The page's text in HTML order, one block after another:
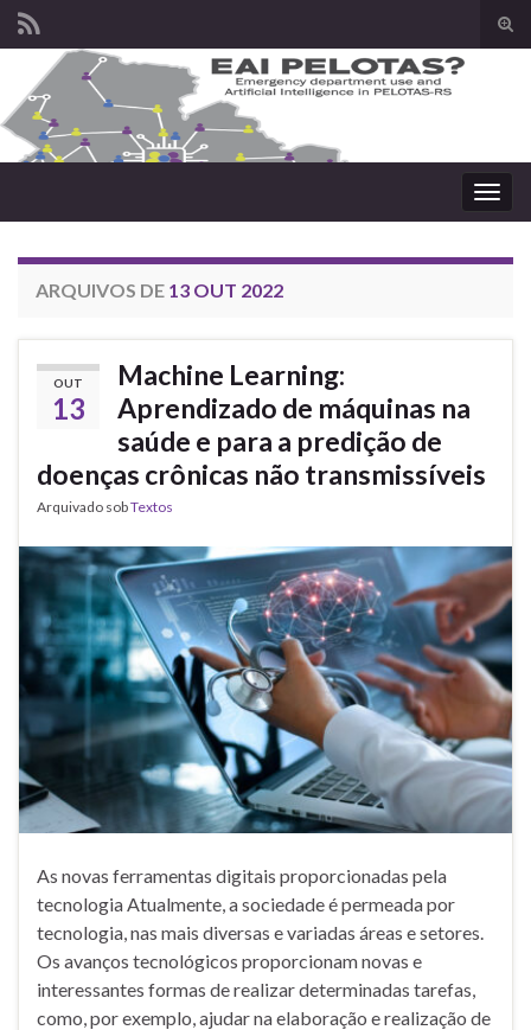
Search for:
ARQUIVOS DE 13 OUT 2022
OUT
13
Machine Learning:
Aprendizado de máquinas na
saúde e para a predição de
doenças crônicas não transmissíveis
Arquivado sobTextos
As novas ferramentas digitais proporcionadas pela
tecnologia Atualmente, a sociedade é permeada por
tecnologia, nas mais diversas e variadas áreas e setores.
Os avanços tecnológicos proporcionam novas e
interessantes formas de realizar determinadas tarefas,
como, por exemplo, ajudar na elaboração e realização de